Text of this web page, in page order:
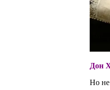
Дон
Но не